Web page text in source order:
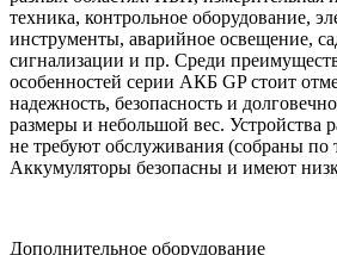
техника, контрольное оборудование,
инструменты, аварийное освещение,
сигнализации и пр. Среди
особенностей серии АКБ GP стоит
надежность, безопасность и
размеры и небольшой вес. Устройства
не требуют обслуживания (собраны по
Аккумуляторы безопасны и имеют
Дополнительное оборудование